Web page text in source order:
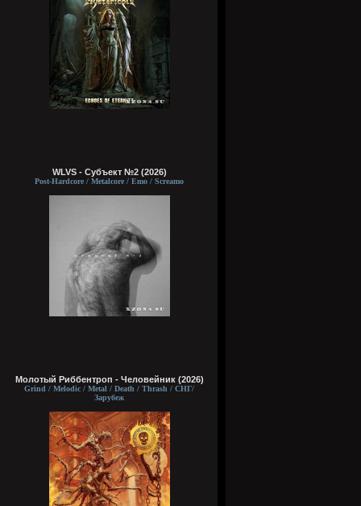
WLVS - Субъект №2 (2026)
Post-Hardcore / Metalcore / Emo / Screamo
Молотый Риббентроп - Человейник (2026)
Grind / Melodic / Metal / Death / Thrash / СНГ/
Зарубеж